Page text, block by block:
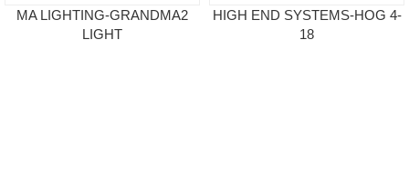
MA LIGHTING-GRANDMA2
LIGHT
HIGH END SYSTEMS-HOG 4-
18